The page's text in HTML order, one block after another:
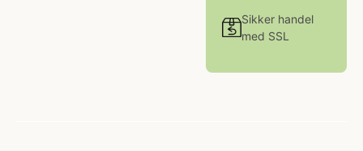
Sikker handel
med SSL